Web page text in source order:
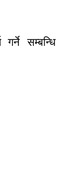
गर्ने सम्बन्धि